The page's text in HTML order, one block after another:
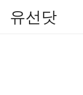
유선닷